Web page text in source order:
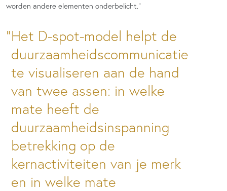
worden andere elementen onderbelicht.”
Het D-spot-model helpt de
duurzaamheidscommunicatie
te visualiseren aan de hand
van twee assen: in welke
mate heeft de
duurzaamheidsinspanning
betrekking op de
kernactiviteiten van je merk
en in welke mate